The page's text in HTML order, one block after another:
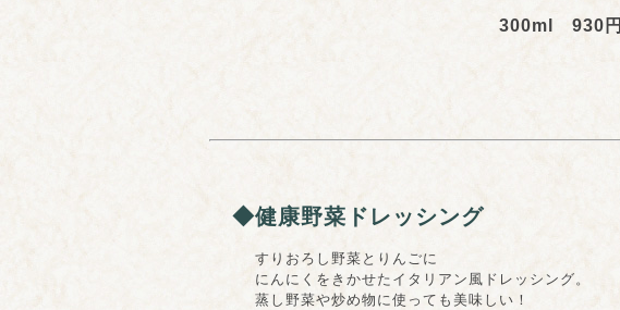
300ml 930円
◆健康野菜ドレッシング
すりおろし野菜とりんごに
にんにくをきかせたイタリアン風ドレッシング。
蒸し野菜や炒め物に使っても美味しい！